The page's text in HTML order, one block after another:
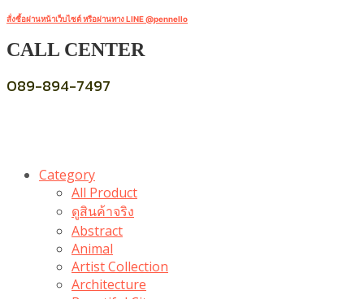
สั่งซื้อผ่านหน้าเว็บไซต์ หรือผ่านทาง LINE @pennello
CALL CENTER
089-894-7497
Category
All Product
ดูสินค้าจริง
Abstract
Animal
Artist Collection
Architecture